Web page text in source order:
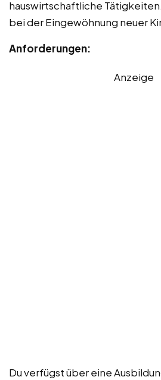
hauswirtschaftliche
bei der Eingewöhnung neuer
Anforderungen:
Anzeige
Du verfügst über eine